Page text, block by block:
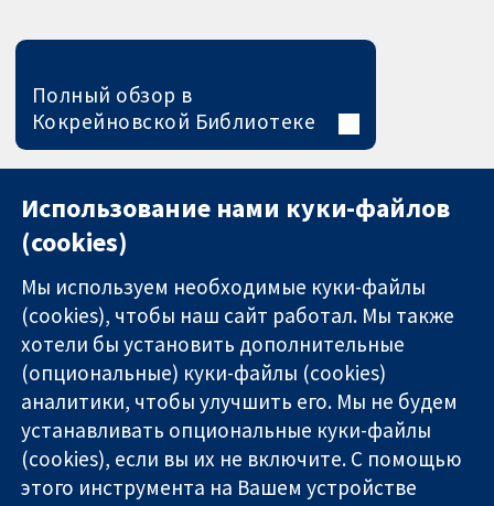
Полный обзор в
Кокрейновской Библиотеке
Надёжные
доказательства
11-13 Cavendish
Square
London
W1G 0AN
Связаться с
нами
Новости
Пресс-
Использование нами куки-файлов
(cookies)
Мы используем необходимые куки-файлы
(cookies), чтобы наш сайт работал. Мы также
хотели бы установить дополнительные
(опциональные) куки-файлы (cookies)
аналитики, чтобы улучшить его. Мы не будем
устанавливать опциональные куки-файлы
(cookies), если вы их не включите. С помощью
этого инструмента на Вашем устройстве